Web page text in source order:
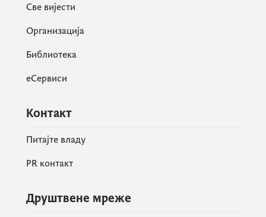
Све вијести
Организација
Библиотека
еСервиси
Контакт
Питајте владу
PR контакт
Друштвене мреже